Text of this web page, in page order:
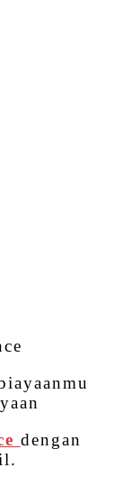
dengan